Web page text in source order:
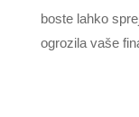
boste lahko
ogrozila vaše